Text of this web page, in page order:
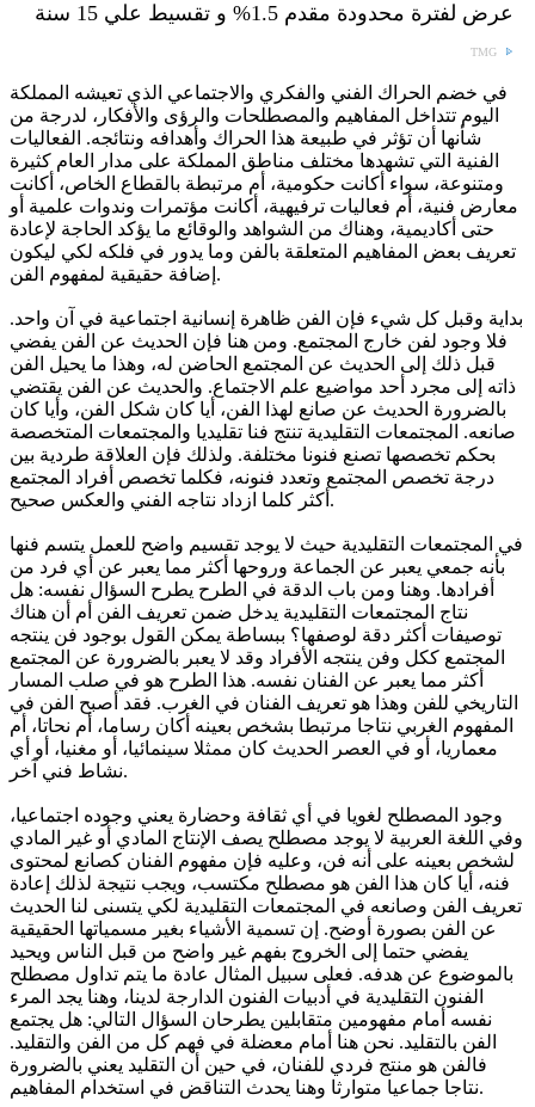
عرض لفترة محدودة مقدم 1.5% و تقسيط علي 15 سنة
TMG
في خضم الحراك الفني والفكري والاجتماعي الذي تعيشه المملكة
اليوم تتداخل المفاهيم والمصطلحات والرؤى والأفكار، لدرجة من
شأنها أن تؤثر في طبيعة هذا الحراك وأهدافه ونتائجه. الفعاليات
الفنية التي تشهدها مختلف مناطق المملكة على مدار العام كثيرة
ومتنوعة، سواء أكانت حكومية، أم مرتبطة بالقطاع الخاص، أكانت
معارض فنية، أم فعاليات ترفيهية، أكانت مؤتمرات وندوات علمية أو
حتى أكاديمية، وهناك من الشواهد والوقائع ما يؤكد الحاجة لإعادة
تعريف بعض المفاهيم المتعلقة بالفن وما يدور في فلكه لكي ليكون
إضافة حقيقية لمفهوم الفن.
بداية وقبل كل شيء فإن الفن ظاهرة إنسانية اجتماعية في آن واحد.
فلا وجود لفن خارج المجتمع. ومن هنا فإن الحديث عن الفن يفضي
قبل ذلك إلى الحديث عن المجتمع الحاضن له، وهذا ما يحيل الفن
ذاته إلى مجرد أحد مواضيع علم الاجتماع. والحديث عن الفن يقتضي
بالضرورة الحديث عن صانع لهذا الفن، أيا كان شكل الفن، وأيا كان
صانعه. المجتمعات التقليدية تنتج فنا تقليديا والمجتمعات المتخصصة
بحكم تخصصها تصنع فنونا مختلفة. ولذلك فإن العلاقة طردية بين
درجة تخصص المجتمع وتعدد فنونه، فكلما تخصص أفراد المجتمع
أكثر كلما ازداد نتاجه الفني والعكس صحيح.
في المجتمعات التقليدية حيث لا يوجد تقسيم واضح للعمل يتسم فنها
بأنه جمعي يعبر عن الجماعة وروحها أكثر مما يعبر عن أي فرد من
أفرادها. وهنا ومن باب الدقة في الطرح يطرح السؤال نفسه: هل
نتاج المجتمعات التقليدية يدخل ضمن تعريف الفن أم أن هناك
توصيفات أكثر دقة لوصفها؟ ببساطة يمكن القول بوجود فن ينتجه
المجتمع ككل وفن ينتجه الأفراد وقد لا يعبر بالضرورة عن المجتمع
أكثر مما يعبر عن الفنان نفسه. هذا الطرح هو في صلب المسار
التاريخي للفن وهذا هو تعريف الفنان في الغرب. فقد أصبح الفن في
المفهوم الغربي نتاجا مرتبطا بشخص بعينه أكان رساما، أم نحاتا، أم
معماريا، أو في العصر الحديث كان ممثلا سينمائيا، أو مغنيا، أو أي
نشاط فني آخر.
وجود المصطلح لغويا في أي ثقافة وحضارة يعني وجوده اجتماعيا،
وفي اللغة العربية لا يوجد مصطلح يصف الإنتاج المادي أو غير المادي
لشخص بعينه على أنه فن، وعليه فإن مفهوم الفنان كصانع لمحتوى
فنه، أيا كان هذا الفن هو مصطلح مكتسب، ويجب نتيجة لذلك إعادة
تعريف الفن وصانعه في المجتمعات التقليدية لكي يتسنى لنا الحديث
عن الفن بصورة أوضح. إن تسمية الأشياء بغير مسمياتها الحقيقية
يفضي حتما إلى الخروج بفهم غير واضح من قبل الناس ويحيد
بالموضوع عن هدفه. فعلى سبيل المثال عادة ما يتم تداول مصطلح
الفنون التقليدية في أدبيات الفنون الدارجة لدينا، وهنا يجد المرء
نفسه أمام مفهومين متقابلين يطرحان السؤال التالي: هل يجتمع
الفن بالتقليد. نحن هنا أمام معضلة في فهم كل من الفن والتقليد.
فالفن هو منتج فردي للفنان، في حين أن التقليد يعني بالضرورة
نتاجا جماعيا متوارثا وهنا يحدث التناقض في استخدام المفاهيم.